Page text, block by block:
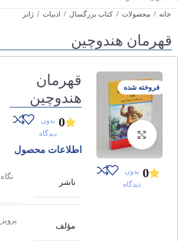
خانه / محصولات / کتاب بزرگسال / ادبیات / ژانر
قهرمان هندوچین
فروخته شده
برای بزرگنمایی کلیک کنید
0 بدون
دیدگاه
قهرمان
هندوچین
0 بدون
دیدگاه
اطلاعات محصول
ناشر
نگاه
مؤلف
پرویز